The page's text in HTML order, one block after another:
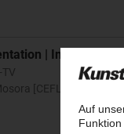
| Innovative
[CEFLEX]…